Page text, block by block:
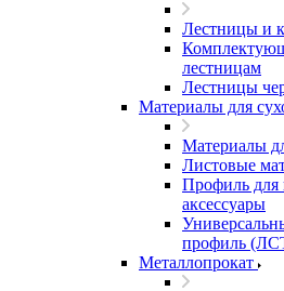
Лестницы и
лестницам
Лестницы
Материалы для
Материалы
Листовые
Профиль для
аксессуары
профиль
Металлопрокат